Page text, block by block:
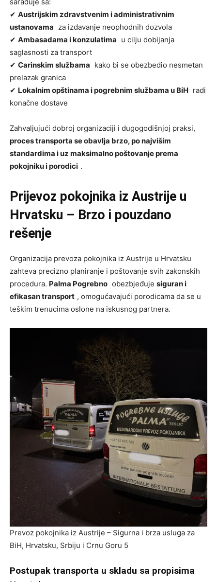
✔ Austrijskim zdravstvenim i administrativnim
ustanovama za izdavanje neophodnih dozvola
✔ Ambasadama i konzulatima u cilju dobijanja
saglasnosti za transport
✔ Carinskim službama kako bi se obezbedio nesmetan
prelazak granica
✔ Lokalnim opštinama i pogrebnim službama u BiH radi
konačne dostave
Zahvaljujući dobroj organizaciji i dugogodišnjoj praksi,
proces transporta se obavlja brzo, po najvišim
standardima i uz maksimalno poštovanje prema
pokojniku i porodici .
Prijevoz pokojnika iz Austrije u
Hrvatsku – Brzo i pouzdano
rešenje
Organizacija prevoza pokojnika iz Austrije u Hrvatsku
zahteva precizno planiranje i poštovanje svih zakonskih
procedura. Palma Pogrebno obezbjeđuje siguran i
efikasan transport , omogućavajući porodicama da se u
teškim trenucima oslone na iskusnog partnera.
Prevoz pokojnika iz Austrije – Sigurna i brza usluga za
BiH, Hrvatsku, Srbiju i Crnu Goru 5
Postupak transporta u skladu sa propisima